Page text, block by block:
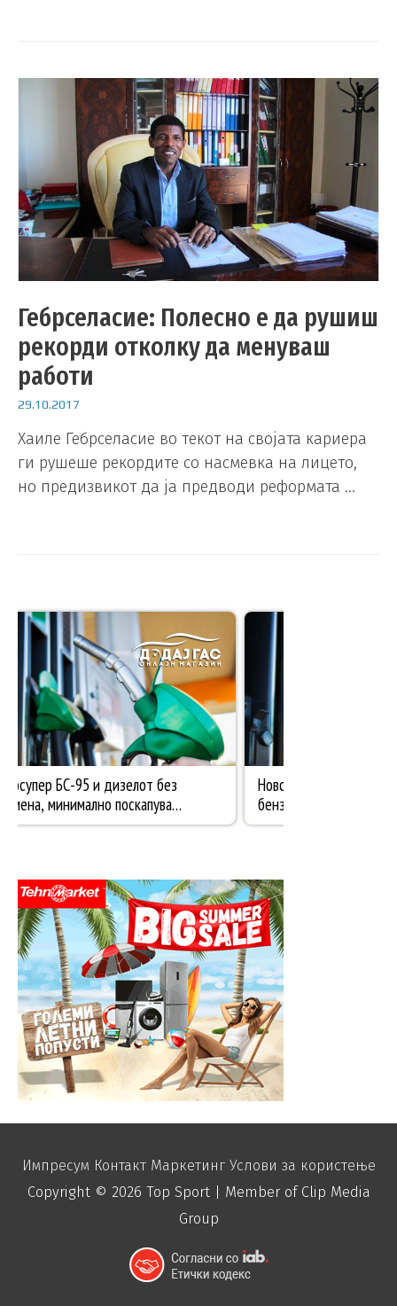
Гебрселасие: Полесно е да рушиш
рекорди отколку да менуваш
работи
29.10.2017
Хаиле Гебрселасие во текот на својата кариера
ги рушеше рекордите со насмевка на лицето,
но предизвикот да ја предводи реформата …
Импресум Контакт Маркетинг Услови за користење
Copyright © 2026 Top Sport| Member of Clip Media
Group